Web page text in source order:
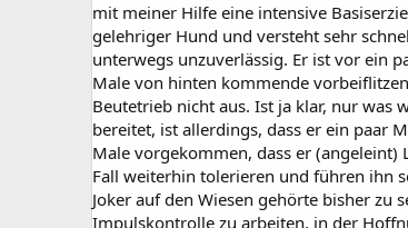
mit meiner Hilfe eine intensive
gelehriger Hund und versteht sehr
unterwegs unzuverlässig. Er ist vor ein
Male von hinten kommende
Beutetrieb nicht aus. Ist ja klar, nur was
bereitet, ist allerdings, dass er ein paar
Male vorgekommen, dass er
Fall weiterhin tolerieren und führen ihn
Joker auf den Wiesen gehörte bisher
Impulskontrolle zu arbeiten, in der